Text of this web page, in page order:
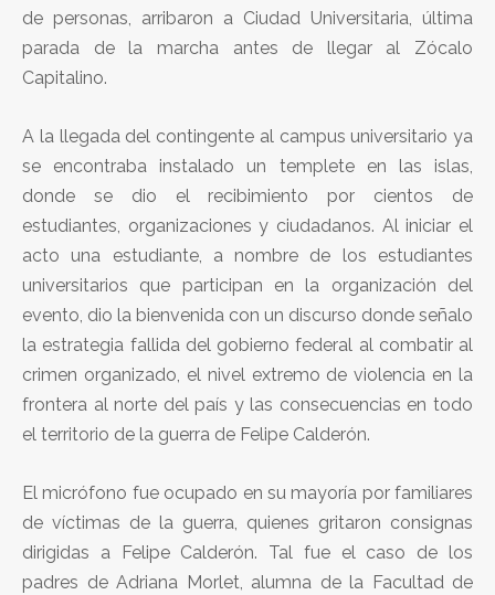
de personas, arribaron a Ciudad Universitaria, última
parada de la marcha antes de llegar al Zócalo
Capitalino.
A la llegada del contingente al campus universitario ya
se encontraba instalado un templete en las islas,
donde se dio el recibimiento por cientos de
estudiantes, organizaciones y ciudadanos. Al iniciar el
acto una estudiante, a nombre de los estudiantes
universitarios que participan en la organización del
evento, dio la bienvenida con un discurso donde señalo
la estrategia fallida del gobierno federal al combatir al
crimen organizado, el nivel extremo de violencia en la
frontera al norte del país y las consecuencias en todo
el territorio de la guerra de Felipe Calderón.
El micrófono fue ocupado en su mayoría por familiares
de víctimas de la guerra, quienes gritaron consignas
dirigidas a Felipe Calderón. Tal fue el caso de los
padres de Adriana Morlet, alumna de la Facultad de